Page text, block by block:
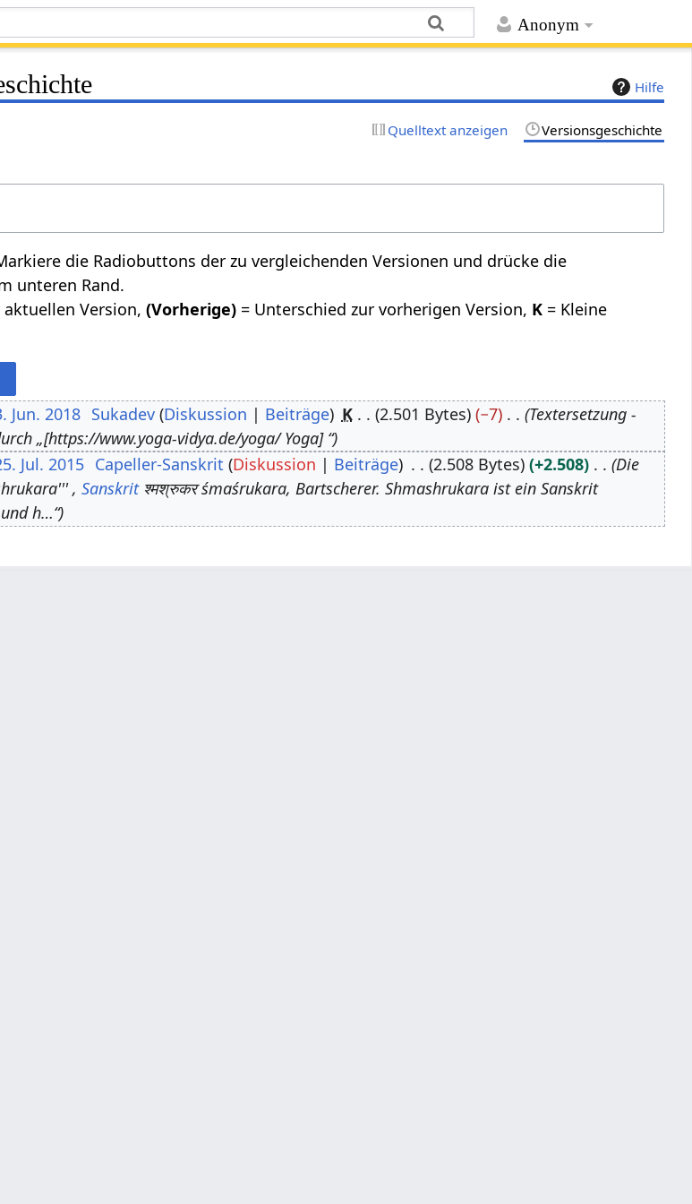
Anonym
Hilfe
Quelltext anzeigen Versionsgeschichte
die Radiobuttons der zu vergleichenden Versionen und drücke die
unteren Rand.
aktuellen Version,(Vorherige) = Unterschied zur vorherigen Version, K = Kleine
Jun. 2018 Sukadev Diskussion Beiträge K 2.501 Bytes −7
Textersetzung -
„[https://www.yoga-vidya.de/yoga/ Yoga] “
Jul. 2015 Capeller-Sanskrit Diskussion Beiträge 2.508 Bytes +2.508
Die
,Sanskritश्मश्रुकर śmaśrukara, Bartscherer. Shmashrukara ist ein Sanskrit
h…“